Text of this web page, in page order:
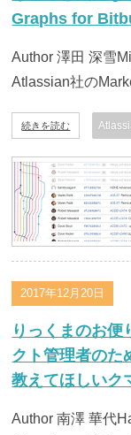
Graphs for
Author 澤田 深雪
Atlassian社の
続きを読む
2017年12月20日
りっくまのお
クト管理者のた
教えてほしいク
Author 南澤 華代